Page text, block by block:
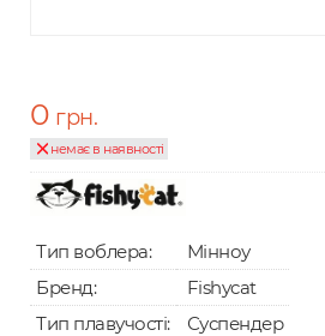
0 грн.
немає в наявності
Тип воблера:
Мінноу
Бренд:
Fishycat
Тип плавучості:
Суспендер